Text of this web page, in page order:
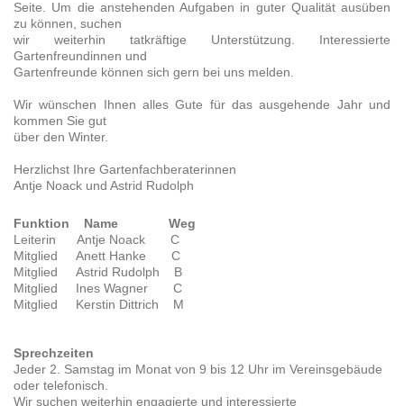
Seite. Um die anstehenden Aufgaben in guter Qualität ausüben
zu können, suchen
wir weiterhin tatkräftige Unterstützung. Interessierte
Gartenfreundinnen und
Gartenfreunde können sich gern bei uns melden.
Wir wünschen Ihnen alles Gute für das ausgehende Jahr und
kommen Sie gut
über den Winter.
Herzlichst Ihre Gartenfachberaterinnen
Antje Noack und Astrid Rudolph
Funktion Name Weg
Leiterin Antje Noack C
Mitglied Anett Hanke C
Mitglied Astrid Rudolph B
Mitglied Ines Wagner C
Mitglied Kerstin Dittrich M
Sprechzeiten
Jeder 2. Samstag im Monat von 9 bis 12 Uhr im Vereinsgebäude
oder telefonisch.
Wir suchen weiterhin engagierte und interessierte